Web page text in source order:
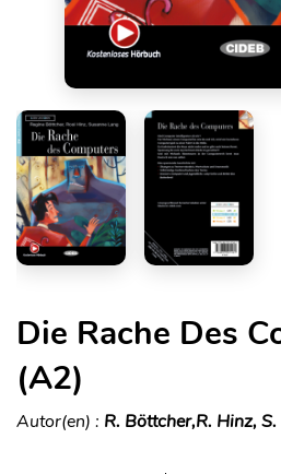
Die Rache Des
(A2)
Autor(en) : R. Böttcher,R. Hinz,